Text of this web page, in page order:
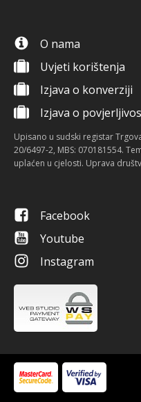
O nama
Uvjeti korištenja
Izjava o konverziji
Izjava o
Upisano u sudski registar
20/6497-2, MBS: 070181554.
uplaćen u cjelosti. Uprava
Facebook
Youtube
Instagram